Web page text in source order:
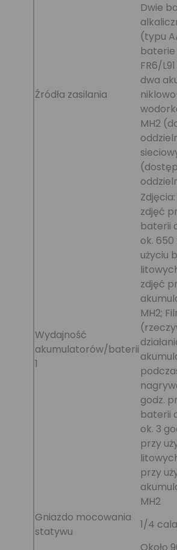
Źródła zasilania
Dwie
(typu
FR6/
dwa
MH2
Wydajność
akumulatorów/baterii
1
zdjęć
baterii
ok.
użyciu
zdjęć
MH2;
godz.
baterii
ok. 3
przy
przy
MH2
Gniazdo mocowania
statywu
1/4